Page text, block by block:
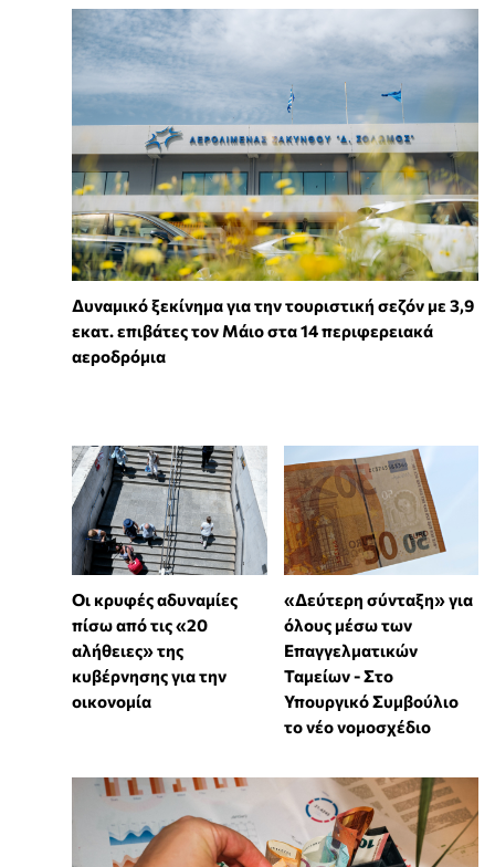
Δυναμικό ξεκίνημα για την τουριστική σεζόν με 3,9
εκατ. επιβάτες τον Μάιο στα 14 περιφερειακά
αεροδρόμια
Οι κρυφές αδυναμίες
πίσω από τις «20
αλήθειες» της
κυβέρνησης για την
οικονομία
«Δεύτερη σύνταξη» για
όλους μέσω των
Επαγγελματικών
Ταμείων - Στο
Υπουργικό Συμβούλιο
το νέο νομοσχέδιο